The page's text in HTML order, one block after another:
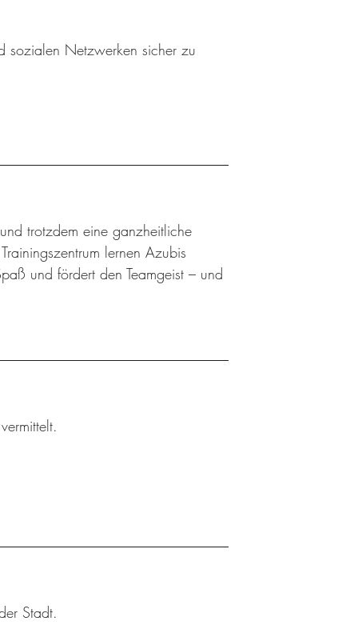
sozialen Netzwerken sicher zu
trotzdem eine ganzheitliche
lernen Azubis
und fördert den Teamgeist – und
Stadt.